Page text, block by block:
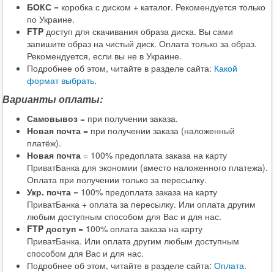
БОКС = коробка с диском + каталог. Рекомендуется только
по Украине.
FTP доступ для скачивания образа диска. Вы сами
запишите образ на чистый диск. Оплата только за образ.
Рекомендуется, если вы не в Украине.
Подробнее об этом, читайте в разделе сайта: Какой
формат выбрать.
Варианты оплаты:
Самовывоз = при получении заказа.
Новая почта = при получении заказа (наложенный
платёж).
Новая почта = 100% предоплата заказа на карту
ПриватБанка для экономии (вместо наложенного платежа).
Оплата при получении только за пересылку.
Укр. почта = 100% предоплата заказа на карту
ПриватБанка + оплата за пересылку. Или оплата другим
любым доступным способом для Вас и для нас.
FTP доступ = 100% оплата заказа на карту
ПриватБанка. Или оплата другим любым доступным
способом для Вас и для нас.
Подробнее об этом, читайте в разделе сайта: Оплата.